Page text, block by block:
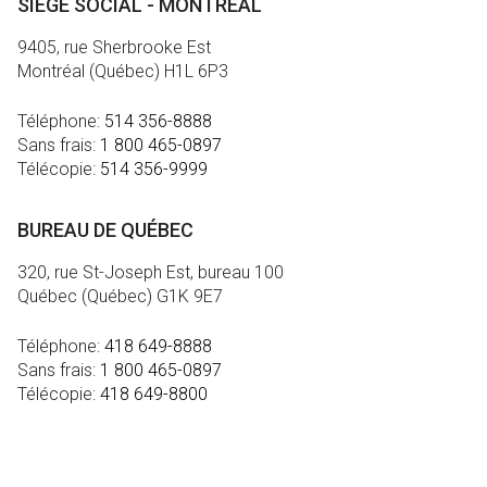
SIÈGE SOCIAL - MONTRÉAL
9405, rue Sherbrooke Est
Montréal (Québec) H1L 6P3
Téléphone: 514 356-8888
Sans frais: 1 800 465-0897
Télécopie: 514 356-9999
BUREAU DE QUÉBEC
320, rue St-Joseph Est, bureau 100
Québec (Québec) G1K 9E7
Téléphone: 418 649-8888
Sans frais: 1 800 465-0897
Télécopie: 418 649-8800